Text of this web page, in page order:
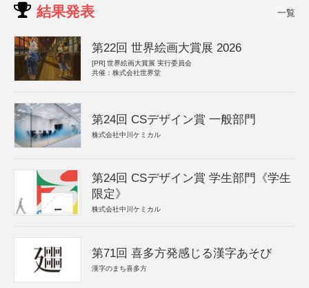
結果発表 一覧
第22回 世界絵画大賞展 2026
[PR] 世界絵画大賞展 実行委員会
共催：株式会社世界堂
第24回 CSデザイン賞 一般部門
株式会社中川ケミカル
第24回 CSデザイン賞 学生部門《学生
限定》
株式会社中川ケミカル
第71回 喜多方発感じる漢字あそび
漢字のまち喜多方